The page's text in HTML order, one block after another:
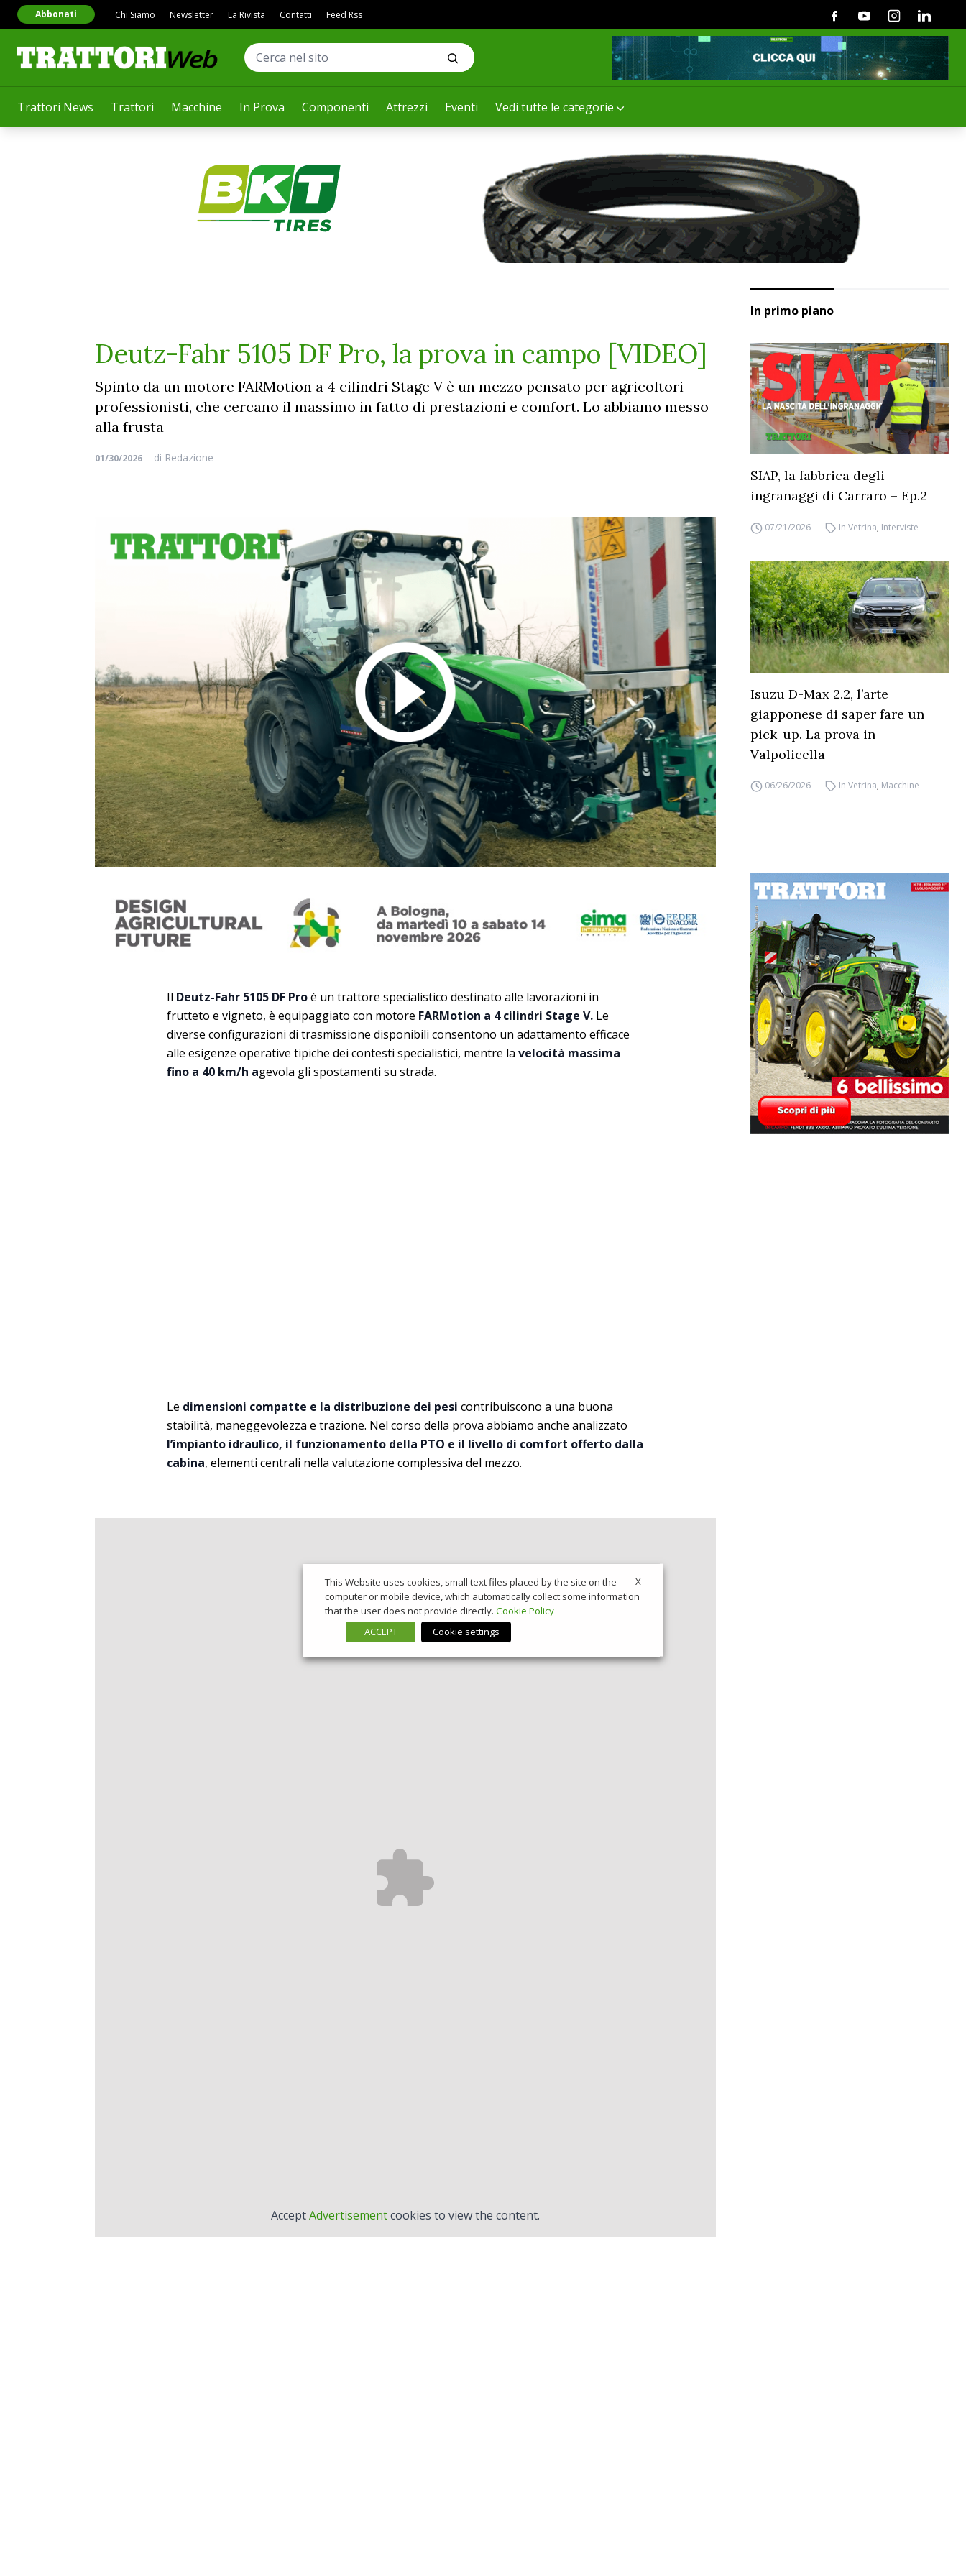
Trattori News Trattori Macchine In Prova Componenti Attrezzi Eventi Vedi tutte le categorie
Abbonati Chi Siamo Newsletter La Rivista Contatti Feed Rss FacebookYoutubeInstagramLinkedin
Deutz-Fahr 5105 DF Pro, la prova in campo [VIDEO]
Spinto da un motore FARMotion a 4 cilindri Stage V è un mezzo pensato per agricoltori
professionisti, che cercano il massimo in fatto di prestazioni e comfort. Lo abbiamo messo
alla frusta
01/30/2026 di Redazione
Il Deutz-Fahr 5105 DF Proè un trattore specialistico destinato alle lavorazioni in
frutteto e vigneto, è equipaggiato con motore FARMotion a 4 cilindri Stage V. Le
diverse configurazioni di trasmissione disponibili consentono un adattamento efficace
alle esigenze operative tipiche dei contesti specialistici, mentre la velocità massima
fino a 40 km/h agevola gli spostamenti su strada.
Le dimensioni compatte e la distribuzione dei pesi contribuiscono a una buona
stabilità, maneggevolezza e trazione. Nel corso della prova abbiamo anche analizzato
l’impianto idraulico, il funzionamento della PTO e il livello di comfort offerto dalla
cabina, elementi centrali nella valutazione complessiva del mezzo.
AcceptAdvertisementcookies to view the content.
In primo piano
SIAP, la fabbrica degli
ingranaggi di Carraro – Ep.2
07/21/2026 In Vetrina, Interviste
Isuzu D-Max 2.2, l’arte
giapponese di saper fare un
pick-up. La prova in
Valpolicella
06/26/2026 In Vetrina, Macchine
X
This Website uses cookies, small text files placed by the site on the
computer or mobile device, which automatically collect some information
that the user does not provide directly. Cookie Policy
ACCEPT
Cookie settings